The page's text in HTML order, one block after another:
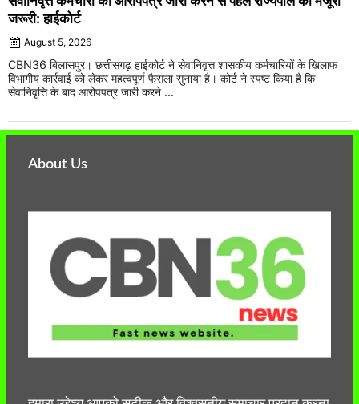
जरूरी: हाईकोर्ट
August 5, 2026
CBN36 बिलासपुर। छत्तीसगढ़ हाईकोर्ट ने सेवानिवृत्त शासकीय कर्मचारियों के खिलाफ
विभागीय कार्रवाई को लेकर महत्वपूर्ण फैसला सुनाया है। कोर्ट ने स्पष्ट किया है कि
सेवानिवृत्ति के बाद आरोपपत्र जारी करने ...
About Us